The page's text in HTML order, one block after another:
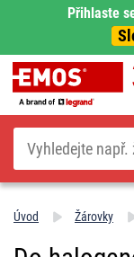
Přihlaste
Hledat
Úvod Žárovky